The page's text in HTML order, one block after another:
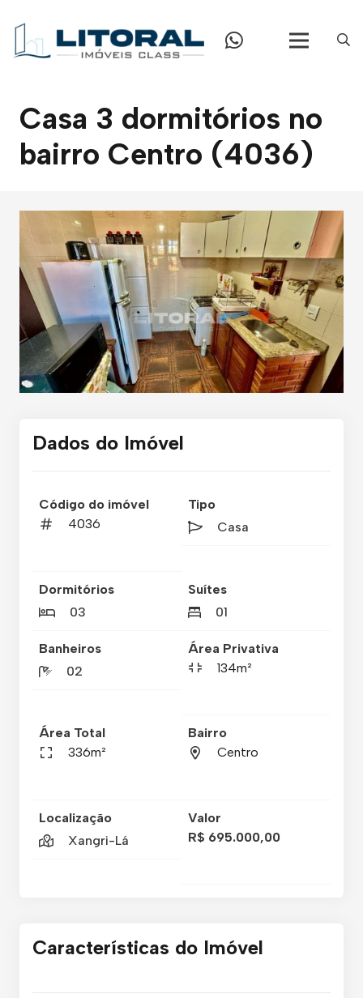
Casa 3 dormitórios no
bairro Centro (4036)
Dados do Imóvel
Código do imóvel
4036
Tipo
Casa
Dormitórios
03
Suítes
01
Banheiros
02
Área Privativa
134m²
Área Total
336m²
Bairro
Centro
Localização
Xangri-Lá
Valor
R$ 695.000,00
Características do Imóvel